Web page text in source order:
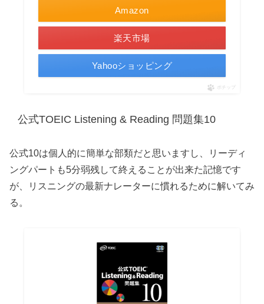
Amazon
楽天市場
Yahooショッピング
ポチップ
公式TOEIC Listening & Reading 問題集10
公式10は個人的に簡単な部類だと思いますし、リーディ
ングパートも5分弱残して終えることが出来た記憶です
が、リスニングの最新ナレーターに慣れるために解いてみ
る。